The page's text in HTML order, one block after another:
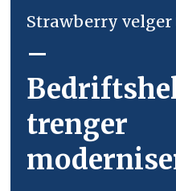
Strawberry
–
trenger